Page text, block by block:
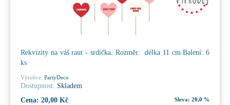
Rekvizity na váš raut - srdíčka. Rozměr: délka 11 cm Balení: 6
ks
Výrobce: PartyDeco
Dostupnost: Skladem
Cena: 20,00 Kč Sleva: 20,0 %